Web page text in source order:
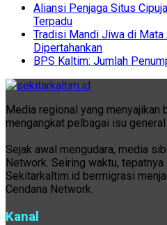
Aliansi Penjaga Situs
Terpadu
Tradisi Mandi Jiwa di Mata
Dipertahankan
BPS Kaltim: Jumlah
Media regional yang menyajikan
mengangkat pelbagai isu
Sejak awal mengudara, media
Network. Seiring waktu,
Sekitarkaltim.id bermigrasi
Cendana Network.
Kanal